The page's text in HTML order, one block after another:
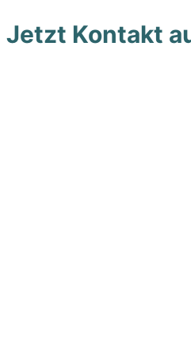
Inhalt
springen
Jetzt Kontakt